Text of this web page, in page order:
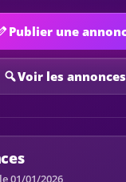
Publier une
Voir les annonces